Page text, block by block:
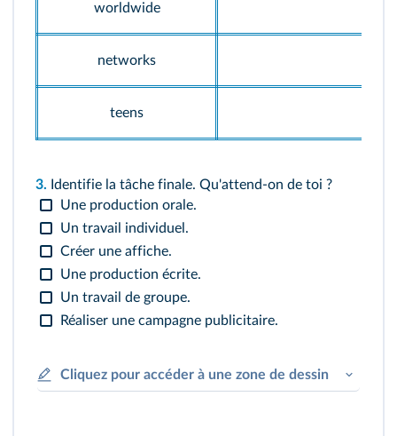
worldwide
networks
teens
3. Identifie la tâche finale. Qu'attend-on de toi ?
Une production orale.
Un travail individuel.
Créer une affiche.
Une production écrite.
Un travail de groupe.
Réaliser une campagne publicitaire.
Cliquez pour accéder à une zone de dessin